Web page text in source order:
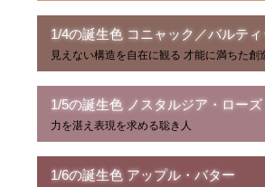
見えない構造を自在に観る 才能に満ちた創
1/5の誕生色 ノスタルジア・ローズ
力を湛え表現を求める聡き人
1/6の誕生色 アップル・バター